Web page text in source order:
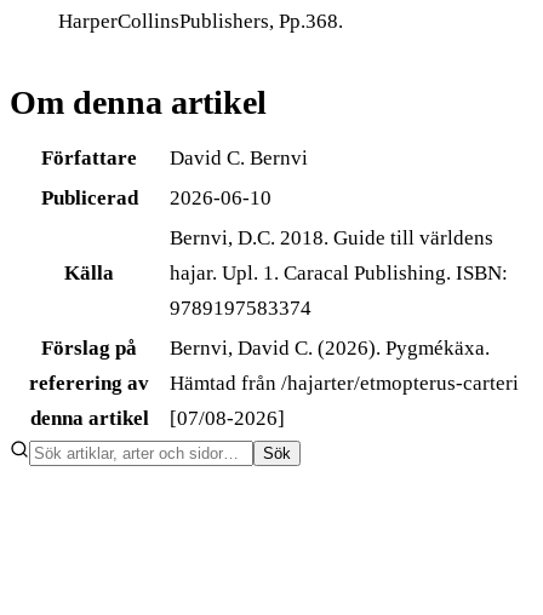
HarperCollinsPublishers, Pp.368.
Om denna artikel
Författare
David C. Bernvi
Publicerad
2026-06-10
Källa
Bernvi, D.C. 2018. Guide till världens
hajar. Upl. 1. Caracal Publishing. ISBN:
9789197583374
Förslag på
referering av
denna artikel
Bernvi, David C. (2026). Pygmékäxa.
Hämtad från /hajarter/etmopterus-carteri
[07/08-2026]
Sök